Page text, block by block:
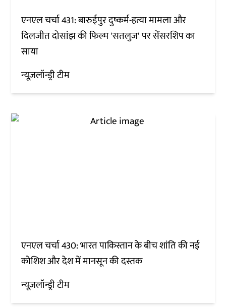
एनएल चर्चा 431: बारुईपुर दुष्कर्म-हत्या मामला और
दिलजीत दोसांझ की फिल्म 'सतलुज' पर सेंसरशिप का
साया
न्यूज़लॉन्ड्री टीम
एनएल चर्चा 430: भारत पाकिस्तान के बीच शांति की नई
कोशिश और देश में मानसून की दस्तक
न्यूज़लॉन्ड्री टीम